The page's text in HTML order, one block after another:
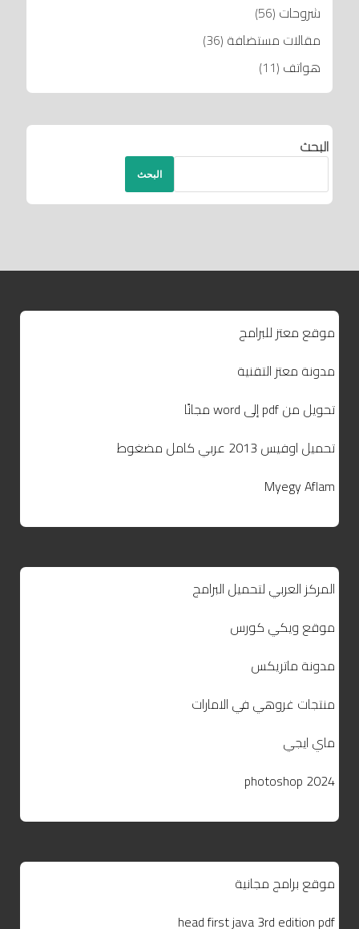
شروحات (56)
مقالات مستضافة (36)
هواتف (11)
البحث
البحث
موقع معتز للبرامج
مدونة معتز التقنية
تحويل من pdf إلى word مجانًا
تحميل اوفيس 2013 عربي كامل مضغوط
Myegy Aflam
المركز العربي لتحميل البرامج
موقع ويكي كورس
مدونة ماتريكس
منتجات غروهي في الامارات
ماي ايجي
photoshop 2024
موقع برامج مجانية
head first java 3rd edition pdf